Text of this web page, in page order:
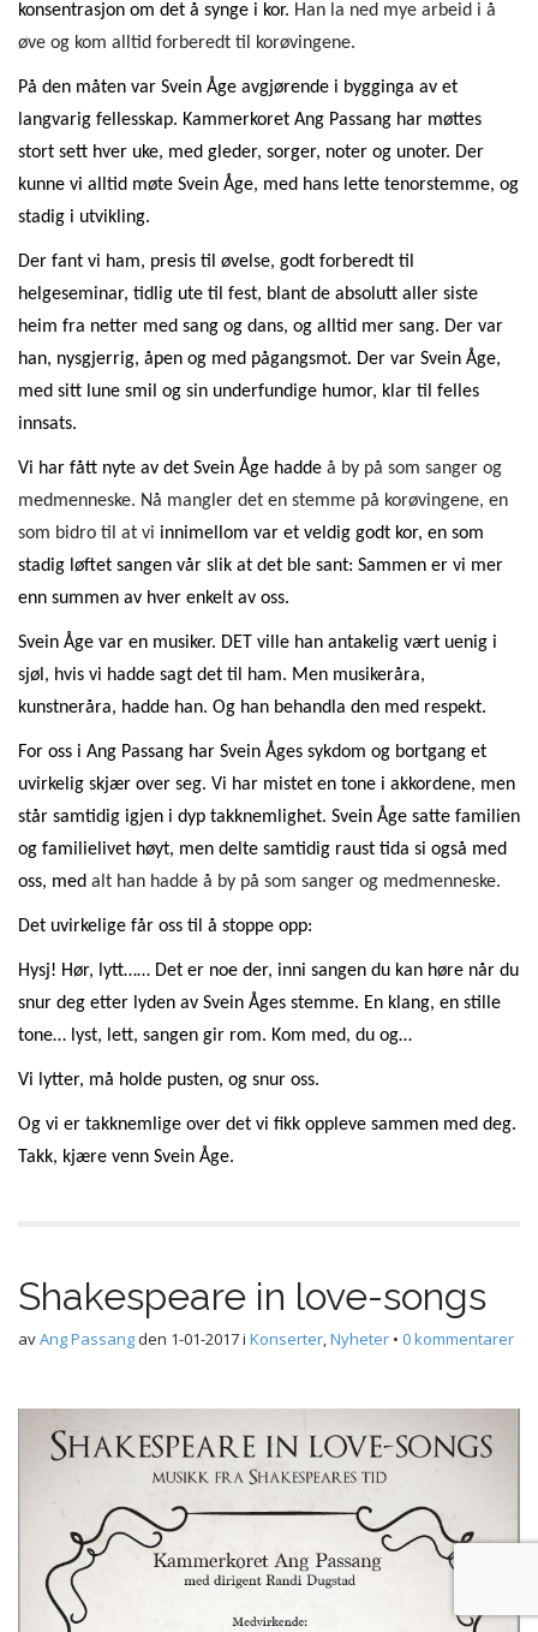
konsentrasjon om det å synge i kor. Han la ned mye arbeid i å
øve og kom alltid forberedt til korøvingene.
På den måten var Svein Åge avgjørende i bygginga av et
langvarig fellesskap. Kammerkoret Ang Passang har møttes
stort sett hver uke, med gleder, sorger, noter og unoter. Der
kunne vi alltid møte Svein Åge, med hans lette tenorstemme, og
stadig i utvikling.
Der fant vi ham, presis til øvelse, godt forberedt til
helgeseminar, tidlig ute til fest, blant de absolutt aller siste
heim fra netter med sang og dans, og alltid mer sang. Der var
han, nysgjerrig, åpen og med pågangsmot. Der var Svein Åge,
med sitt lune smil og sin underfundige humor, klar til felles
innsats.
Vi har fått nyte av det Svein Åge hadde å by på som sanger og
medmenneske. Nå mangler det en stemme på korøvingene, en
som bidro til at vi innimellom var et veldig godt kor, en som
stadig løftet sangen vår slik at det ble sant: Sammen er vi mer
enn summen av hver enkelt av oss.
Svein Åge var en musiker. DET ville han antakelig vært uenig i
sjøl, hvis vi hadde sagt det til ham. Men musikeråra,
kunstneråra, hadde han. Og han behandla den med respekt.
For oss i Ang Passang har Svein Åges sykdom og bortgang et
uvirkelig skjær over seg. Vi har mistet en tone i akkordene, men
står samtidig igjen i dyp takknemlighet. Svein Åge satte familien
og familielivet høyt, men delte samtidig raust tida si også med
oss, med alt han hadde å by på som sanger og medmenneske.
Det uvirkelige får oss til å stoppe opp:
Hysj! Hør, lytt…… Det er noe der, inni sangen du kan høre når du
snur deg etter lyden av Svein Åges stemme. En klang, en stille
tone… lyst, lett, sangen gir rom. Kom med, du og…
Vi lytter, må holde pusten, og snur oss.
Og vi er takknemlige over det vi fikk oppleve sammen med deg.
Takk, kjære venn Svein Åge.
Shakespeare in love-songs
avAng Passangden 1-01-2017i Konserter,Nyheter • 0 kommentarer